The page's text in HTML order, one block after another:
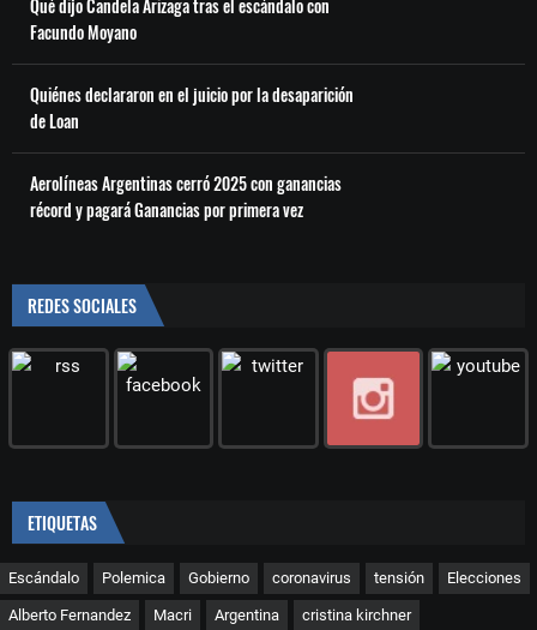
Qué dijo Candela Arizaga tras el escándalo con
Facundo Moyano
Quiénes declararon en el juicio por la desaparición
de Loan
Aerolíneas Argentinas cerró 2025 con ganancias
récord y pagará Ganancias por primera vez
REDES SOCIALES
ETIQUETAS
Escándalo Polemica Gobierno coronavirus tensión Elecciones
Alberto Fernandez Macri Argentina cristina kirchner